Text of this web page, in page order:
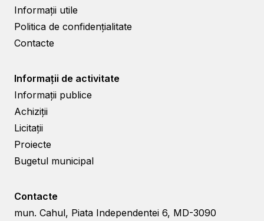
Informații utile
Politica de confidențialitate
Contacte
Informații de activitate
Informații publice
Achiziții
Licitații
Proiecte
Bugetul municipal
Contacte
mun. Cahul, Piata Independentei 6, MD-3090